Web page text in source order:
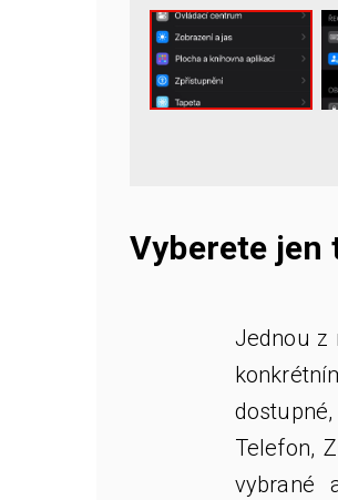
Vyberete jen
Jednou z
Telefon,
vybrané